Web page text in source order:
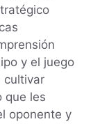
y el juego
cultivar
que les
oponente y